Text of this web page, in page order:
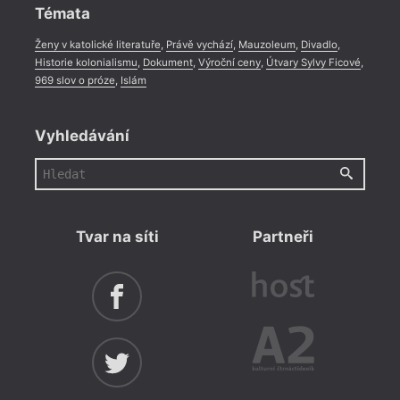
Témata
Ženy v katolické literatuře Právě vychází, Mauzoleum, Divadlo,
Historie kolonialismu Dokument, Výroční ceny, Útvary Sylvy Ficové
969 slov o próze Islám
Vyhledávání
Tvar na síti Partneři